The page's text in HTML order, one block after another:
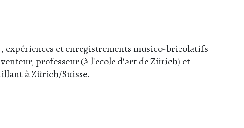
expériences et enregistrements musico-bricolatifs
professeur (à l'ecole d'art de Zürich) et
à Zürich/Suisse.